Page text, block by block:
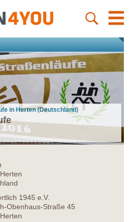
in Herten (Deutschland)
1945 e.V.
Obenhaus-Straße 45